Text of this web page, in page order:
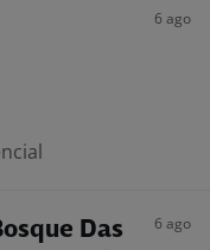
6 ago
Das
6 ago